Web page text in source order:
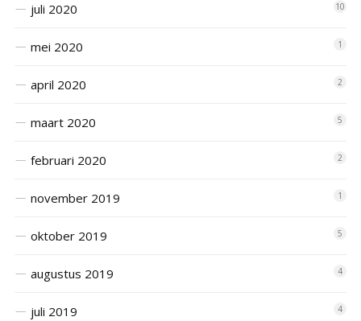
juli 2020 10
mei 2020 1
april 2020 2
maart 2020 5
februari 2020 2
november 2019 1
oktober 2019 5
augustus 2019 4
juli 2019 4